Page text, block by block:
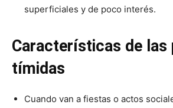
superficiales y de poco interés.
Características de las
tímidas
Cuando van a fiestas o actos